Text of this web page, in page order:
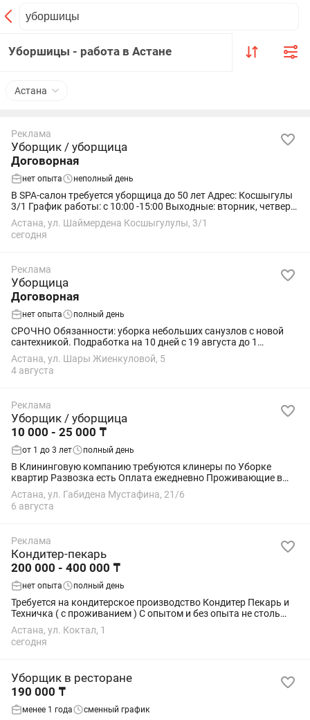
Уборшицы - работа в Астане
Астана
Реклама
Уборщик / уборщица
Договорная
нет опыта неполный день
В SPA-салон требуется уборщица до 50 лет Адрес: Косшыгулы
3/1 График работы: с 10:00 -15:00 Выходные: вторник, четверг
Оплата: 5000 тг за смену Обязанности: поддержание чистоту в
салоне, уборку...
Астана, ул. Шаймердена Косшыгулулы, 3/1
сегодня
Реклама
Уборщица
Договорная
нет опыта полный день
СРОЧНО Обязанности: уборка небольших санузлов с новой
сантехникой. Подработка на 10 дней с 19 августа до 1
сентября. График работы: 5/2 с 9:00-18:00 (13:00-14:00 обед)
Оплата: 110 000 тг.(за 10...
Астана, ул. Шары Жиенкуловой, 5
4 августа
Реклама
Уборщик / уборщица
10 000 - 25 000 ₸
от 1 до 3 лет полный день
В Клининговую компанию требуются клинеры по Уборке
квартир Развозка есть Оплата ежедневно Проживающие в
Алматинском районе ! Пишитежазамыз
Астана, ул. Габидена Мустафина, 21/6
6 августа
Реклама
Кондитер-пекарь
200 000 - 400 000 ₸
нет опыта полный день
Требуется на кондитерское производство Кондитер Пекарь и
Техничка ( с проживанием ) С опытом и без опыта не столь
важно (с дальнейшем обучением); график 6/1 Есть график в
день и в ночь. - заработная...
Астана, ул. Коктал, 1
сегодня
Уборщик в ресторане
190 000 ₸
менее 1 года сменный график